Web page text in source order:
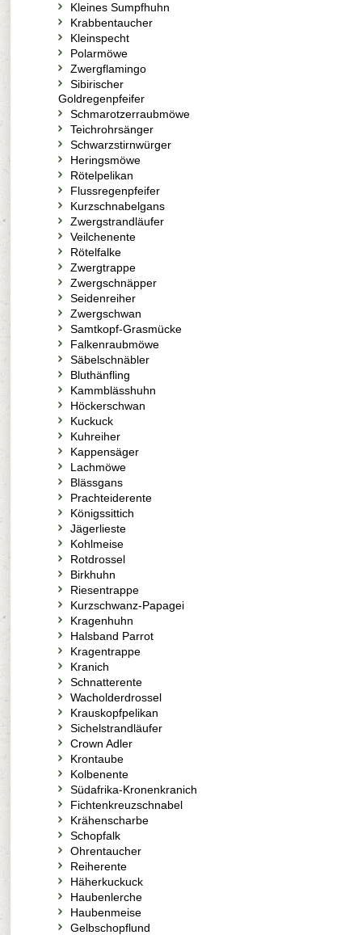
Kleines Sumpfhuhn
Krabbentaucher
Kleinspecht
Polarmöwe
Zwergflamingo
Sibirischer
Goldregenpfeifer
Schmarotzerraubmöwe
Teichrohrsänger
Schwarzstirnwürger
Heringsmöwe
Rötelpelikan
Flussregenpfeifer
Kurzschnabelgans
Zwergstrandläufer
Veilchenente
Rötelfalke
Zwergtrappe
Zwergschnäpper
Seidenreiher
Zwergschwan
Samtkopf-Grasmücke
Falkenraubmöwe
Säbelschnäbler
Bluthänfling
Kammblässhuhn
Höckerschwan
Kuckuck
Kuhreiher
Kappensäger
Lachmöwe
Blässgans
Prachteiderente
Königssittich
Jägerlieste
Kohlmeise
Rotdrossel
Birkhuhn
Riesentrappe
Kurzschwanz-Papagei
Kragenhuhn
Halsband Parrot
Kragentrappe
Kranich
Schnatterente
Wacholderdrossel
Krauskopfpelikan
Sichelstrandläufer
Crown Adler
Krontaube
Kolbenente
Südafrika-Kronenkranich
Fichtenkreuzschnabel
Krähenscharbe
Schopfalk
Ohrentaucher
Reiherente
Häherkuckuck
Haubenlerche
Haubenmeise
Gelbschopflund